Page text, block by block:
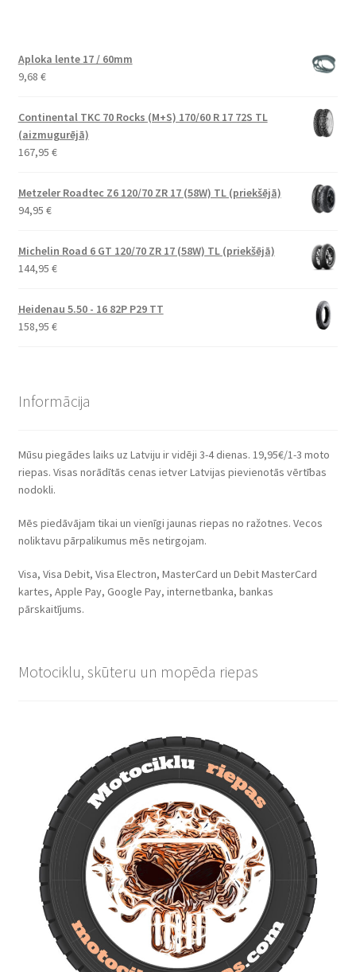
Aploka lente 17 / 60mm
9,68 €
Continental TKC 70 Rocks (M+S) 170/60 R 17 72S TL
(aizmugurējā)
167,95 €
Metzeler Roadtec Z6 120/70 ZR 17 (58W) TL (priekšējā)
94,95 €
Michelin Road 6 GT 120/70 ZR 17 (58W) TL (priekšējā)
144,95 €
Heidenau 5.50 - 16 82P P29 TT
158,95 €
Informācija
Mūsu piegādes laiks uz Latviju ir vidēji 3-4 dienas. 19,95€/1-3 moto
riepas. Visas norādītās cenas ietver Latvijas pievienotās vērtības
nodokli.
Mēs piedāvājam tikai un vienīgi jaunas riepas no ražotnes. Vecos
noliktavu pārpalikumus mēs netirgojam.
Visa, Visa Debit, Visa Electron, MasterCard un Debit MasterCard
kartes, Apple Pay, Google Pay, internetbanka, bankas
pārskaitījums.
Motociklu, skūteru un mopēda riepas